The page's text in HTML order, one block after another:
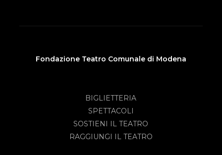
Fondazione Teatro Comunale di Modena
BIGLIETTERIA
SPETTACOLI
SOSTIENI IL TEATRO
RAGGIUNGI IL TEATRO